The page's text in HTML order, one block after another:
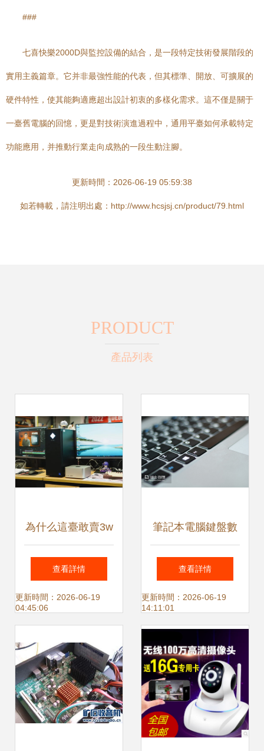
###
七喜快樂2000D與監控設備的結合，是一段特定技術發展階段的
實用主義篇章。它并非最強性能的代表，但其標準、開放、可擴展的
硬件特性，使其能夠適應超出設計初衷的多樣化需求。這不僅是關于
一臺舊電腦的回憶，更是對技術演進過程中，通用平臺如何承載特定
功能應用，并推動行業走向成熟的一段生動注腳。
更新時間：2026-06-19 05:59:38
如若轉載，請注明出處：http://www.hcsjsj.cn/product/79.html
PRODUCT
產品列表
為什么這臺敢賣3w
的蘋果電腦，還算
不上好用？
查看詳情
更新時間：2026-06-19
04:45:06
筆記本電腦鍵盤數
字鍵的奧秘 從硬件
設計到監控設備交
查看詳情
更新時間：2026-06-19
14:11:01